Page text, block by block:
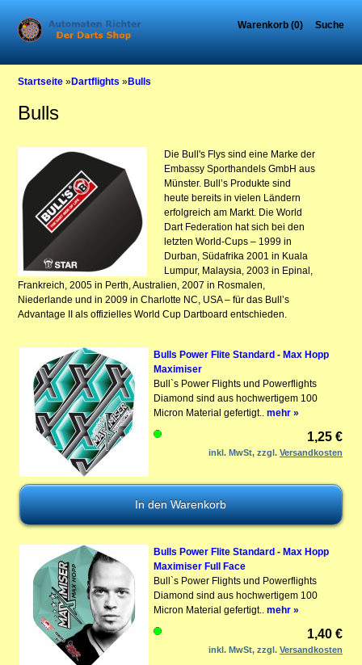
Warenkorb (0) Suche
Startseite »Dartflights »Bulls
Bulls
Die Bull's Flys sind eine Marke der
Embassy Sporthandels GmbH aus
Münster. Bull’s Produkte sind
heute bereits in vielen Ländern
erfolgreich am Markt. Die World
Dart Federation hat sich bei den
letzten World-Cups – 1999 in
Durban, Südafrika 2001 in Kuala
Lumpur, Malaysia, 2003 in Epinal,
Frankreich, 2005 in Perth, Australien, 2007 in Rosmalen,
Niederlande und in 2009 in Charlotte NC, USA – für das Bull’s
Advantage II als offizielles World Cup Dartboard entschieden.
Bulls Power Flite Standard - Max Hopp
Maximiser
Bull`s Power Flights und Powerflights
Diamond sind aus hochwertigem 100
Micron Material gefertigt.. mehr »
1,25 €
inkl. MwSt, zzgl.Versandkosten
Bulls Power Flite Standard - Max Hopp
Maximiser Full Face
Bull`s Power Flights und Powerflights
Diamond sind aus hochwertigem 100
Micron Material gefertigt.. mehr »
1,40 €
inkl. MwSt, zzgl.Versandkosten